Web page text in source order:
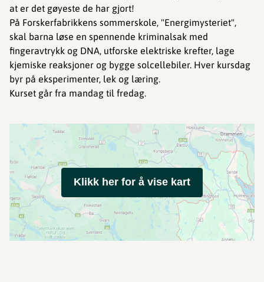
at er det gøyeste de har gjort!
På Forskerfabrikkens sommerskole, "Energimysteriet",
skal barna løse en spennende kriminalsak med
fingeravtrykk og DNA, utforske elektriske krefter, lage
kjemiske reaksjoner og bygge solcellebiler. Hver kursdag
byr på eksperimenter, lek og læring.
Kurset går fra mandag til fredag.
Klikk her for å vise kart